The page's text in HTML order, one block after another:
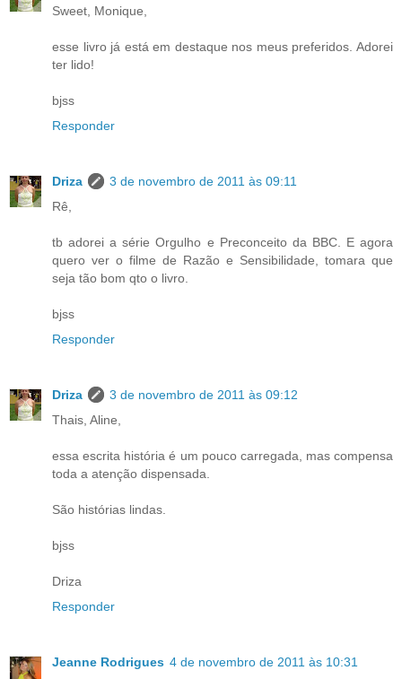
Sweet, Monique,
esse livro já está em destaque nos meus preferidos. Adorei
ter lido!
bjss
Responder
Driza
3 de novembro de 2011 às 09:11
Rê,
tb adorei a série Orgulho e Preconceito da BBC. E agora
quero ver o filme de Razão e Sensibilidade, tomara que
seja tão bom qto o livro.
bjss
Responder
Driza
3 de novembro de 2011 às 09:12
Thais, Aline,
essa escrita história é um pouco carregada, mas compensa
toda a atenção dispensada.
São histórias lindas.
bjss
Driza
Responder
Jeanne Rodrigues 4 de novembro de 2011 às 10:31